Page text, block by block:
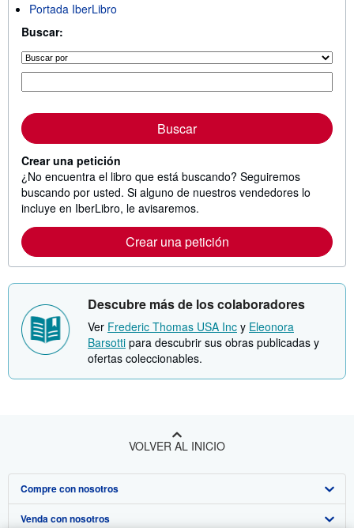
Portada IberLibro
Buscar:
Buscar
Crear una petición
¿No encuentra el libro que está buscando? Seguiremos
buscando por usted. Si alguno de nuestros vendedores lo
incluye en IberLibro, le avisaremos.
Crear una petición
Descubre más de los colaboradores
Ver Frederic Thomas USA Inc y Eleonora
Barsotti para descubrir sus obras publicadas y
ofertas coleccionables.
VOLVER AL INICIO
Compre con nosotros
Búsqueda avanzada
Venda con nosotros